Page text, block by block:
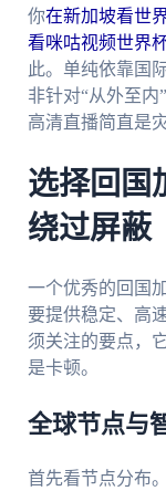
你在新加坡看世
看咪咕视频世界
此。单纯依靠国
非针对“从外至
高清直播简直是灾
选择回国
绕过屏蔽
一个优秀的回国
要提供稳定、高
须关注的要点，
是卡顿。
全球节点与
首先看节点分布